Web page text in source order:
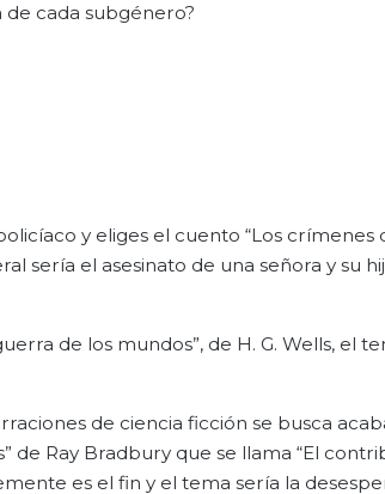
de cada subgénero?
y eliges el cuento “Los crímenes
sería el asesinato de una señora y su
de los mundos”, de H. G. Wells, el
de ciencia ficción se busca
de Ray Bradbury que se llama “El
es el fin y el tema sería la